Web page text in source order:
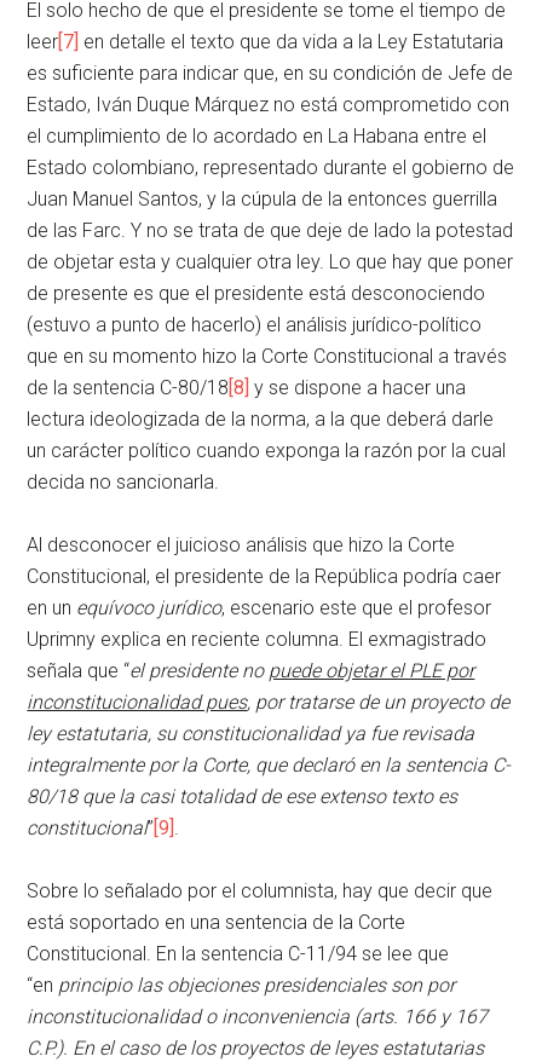
El solo hecho de que el presidente se tome el tiempo de
leer [7] en detalle el texto que da vida a la Ley Estatutaria
es suficiente para indicar que, en su condición de Jefe de
Estado, Iván Duque Márquez no está comprometido con
el cumplimiento de lo acordado en La Habana entre el
Estado colombiano, representado durante el gobierno de
Juan Manuel Santos, y la cúpula de la entonces guerrilla
de las Farc. Y no se trata de que deje de lado la potestad
de objetar esta y cualquier otra ley. Lo que hay que poner
de presente es que el presidente está desconociendo
(estuvo a punto de hacerlo) el análisis jurídico-político
que en su momento hizo la Corte Constitucional a través
de la sentencia C-80/18 [8] y se dispone a hacer una
lectura ideologizada de la norma, a la que deberá darle
un carácter político cuando exponga la razón por la cual
decida no sancionarla.
Al desconocer el juicioso análisis que hizo la Corte
Constitucional, el presidente de la República podría caer
en un equívoco jurídico, escenario este que el profesor
Uprimny explica en reciente columna. El exmagistrado
señala que “el presidente no puede objetar el PLE por
inconstitucionalidad pues, por tratarse de un proyecto de
ley estatutaria, su constitucionalidad ya fue revisada
integralmente por la Corte, que declaró en la sentencia C-
80/18 que la casi totalidad de ese extenso texto es
constitucional” [9] .
Sobre lo señalado por el columnista, hay que decir que
está soportado en una sentencia de la Corte
Constitucional. En la sentencia C-11/94 se lee que
“en principio las objeciones presidenciales son por
inconstitucionalidad o inconveniencia (arts. 166 y 167
C.P.). En el caso de los proyectos de leyes estatutarias